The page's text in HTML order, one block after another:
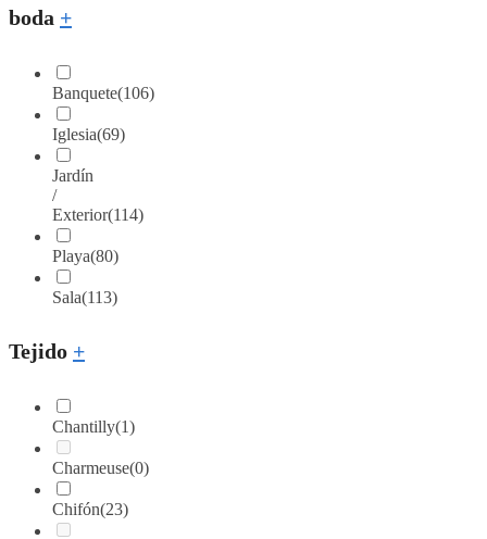
boda +
Banquete(106)
Iglesia(69)
Jardín
/
Exterior(114)
Playa(80)
Sala(113)
Tejido +
Chantilly(1)
Charmeuse(0)
Chifón(23)